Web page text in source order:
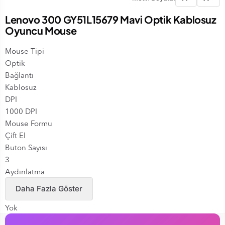
Lenovo 300 GY51L15679 Mavi Optik Kablosuz
Oyuncu Mouse
Mouse Tipi
Optik
Bağlantı
Kablosuz
DPI
1000 DPI
Mouse Formu
Çift El
Buton Sayısı
3
Aydınlatma
Yok
Yok
RGB
Daha Fazla Göster